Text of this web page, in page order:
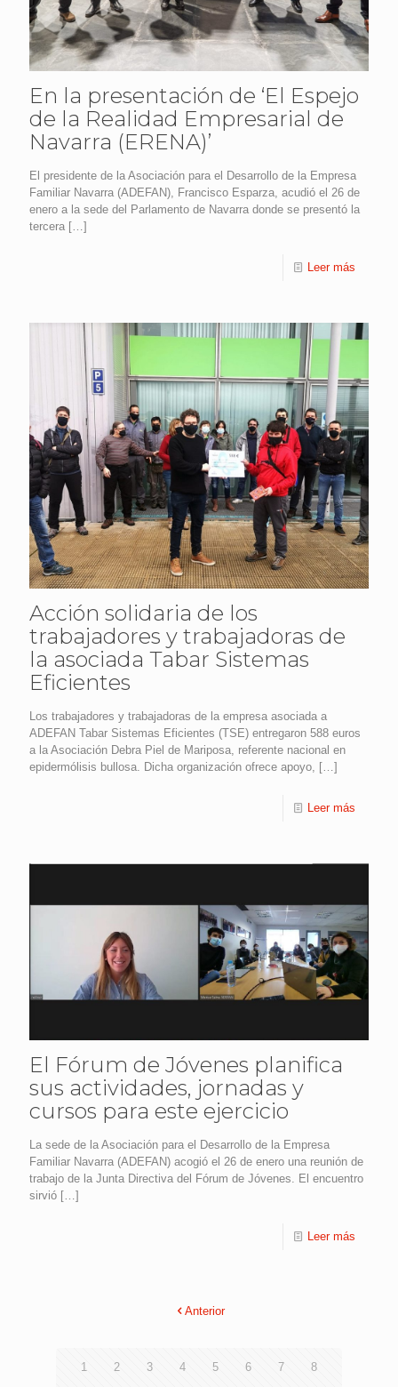
En la presentación de ‘El Espejo
de la Realidad Empresarial de
Navarra (ERENA)’
El presidente de la Asociación para el Desarrollo de la Empresa
Familiar Navarra (ADEFAN), Francisco Esparza, acudió el 26 de
enero a la sede del Parlamento de Navarra donde se presentó la
tercera […]
Leer más
Acción solidaria de los
trabajadores y trabajadoras de
la asociada Tabar Sistemas
Eficientes
Los trabajadores y trabajadoras de la empresa asociada a
ADEFAN Tabar Sistemas Eficientes (TSE) entregaron 588 euros
a la Asociación Debra Piel de Mariposa, referente nacional en
epidermólisis bullosa. Dicha organización ofrece apoyo, […]
Leer más
El Fórum de Jóvenes planifica
sus actividades, jornadas y
cursos para este ejercicio
La sede de la Asociación para el Desarrollo de la Empresa
Familiar Navarra (ADEFAN) acogió el 26 de enero una reunión de
trabajo de la Junta Directiva del Fórum de Jóvenes. El encuentro
sirvió […]
Leer más
Anterior
1 2 3 4 5 6 7 8